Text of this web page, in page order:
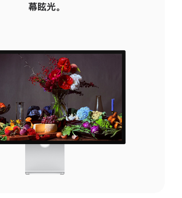
幕眩光。